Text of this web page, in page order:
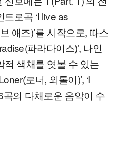
로곡 ‘I live as
애즈)’를 시작으로, 따스
파라다이스)’, 나인
적 색채를 엿볼 수 있는
로너, 외톨이)’, ‘I
곡의 다채로운 음악이 수